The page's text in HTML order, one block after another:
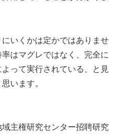
いくかは定かではありませ
はマグレではなく、完全に
って実行されている、と見
います。
主権研究センター招聘研究